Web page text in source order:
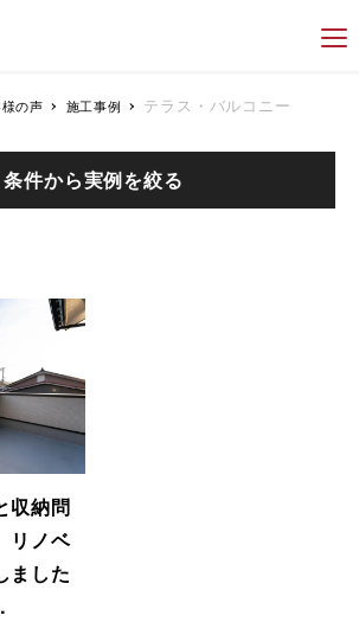
新潟のリフォーム＆リノベーション専
の声 施工事例 テラス・バルコニー
条件から実例を絞る
収納問
リノベ
ました